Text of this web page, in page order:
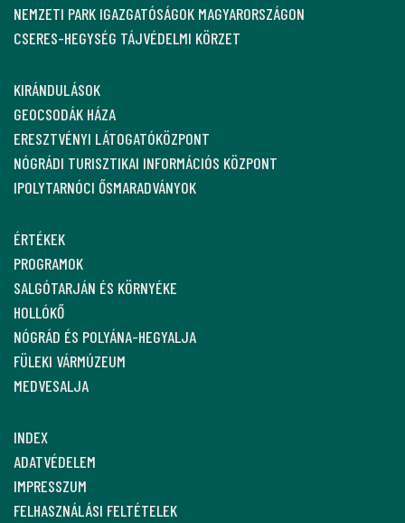
NEMZETI PARK IGAZGATÓSÁGOK MAGYARORSZÁGON
CSERES-HEGYSÉG TÁJVÉDELMI KÖRZET
KIRÁNDULÁSOK
GEOCSODÁK HÁZA
ERESZTVÉNYI LÁTOGATÓKÖZPONT
NÓGRÁDI TURISZTIKAI INFORMÁCIÓS KÖZPONT
IPOLYTARNÓCI ŐSMARADVÁNYOK
ÉRTÉKEK
PROGRAMOK
SALGÓTARJÁN ÉS KÖRNYÉKE
HOLLÓKŐ
NÓGRÁD ÉS POLYÁNA-HEGYALJA
FÜLEKI VÁRMÚZEUM
MEDVESALJA
INDEX
ADATVÉDELEM
IMPRESSZUM
FELHASZNÁLÁSI FELTÉTELEK